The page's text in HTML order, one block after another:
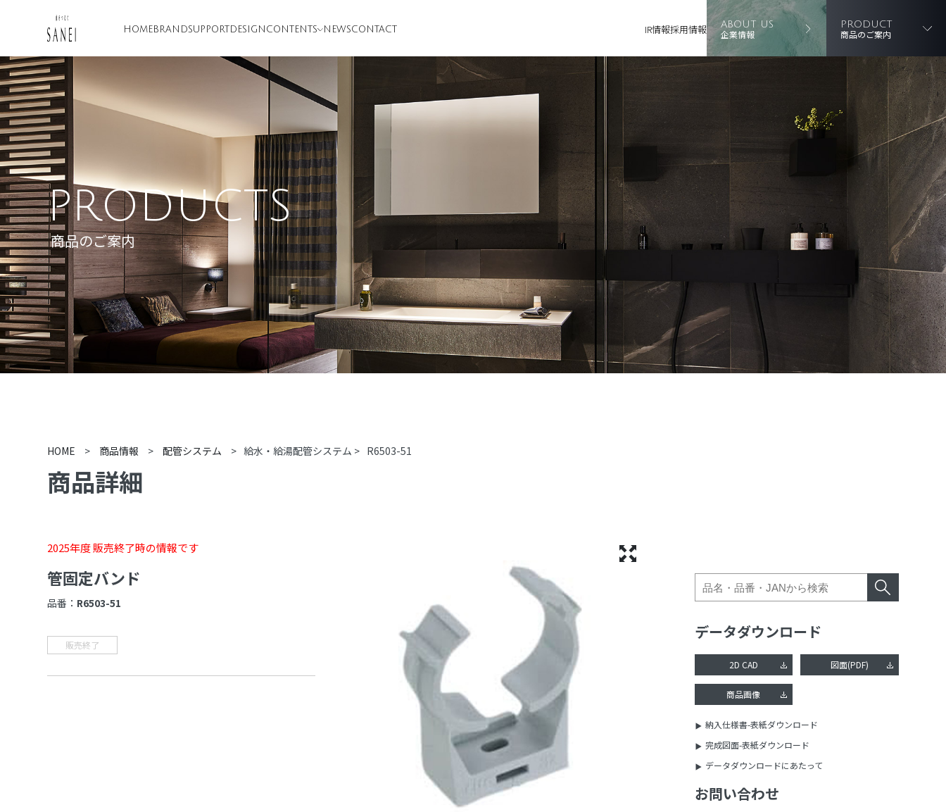
HOME BRANDSUPPORT DESIGN CONTENTS NEWSCONTACT IR情報採用情報 ABOUT US
企業情報
PRODUCT
商品のご案内
PRODUCTS
商品のご案内
HOME > 商品情報 > 配管システム > 給水・給湯配管システム > R6503-51
商品詳細
2025年度 販売終了時の情報です
管固定バンド
品番： R6503-51
販売終了
データダウンロード
2D CAD 図面(PDF)
商品画像
納入仕様書-表紙ダウンロード
完成図面-表紙ダウンロード
データダウンロードにあたって
お問い合わせ